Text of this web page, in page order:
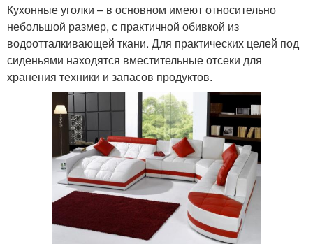
Кухонные уголки – в основном имеют относительно
небольшой размер, с практичной обивкой из
водоотталкивающей ткани. Для практических целей под
сиденьями находятся вместительные отсеки для
хранения техники и запасов продуктов.